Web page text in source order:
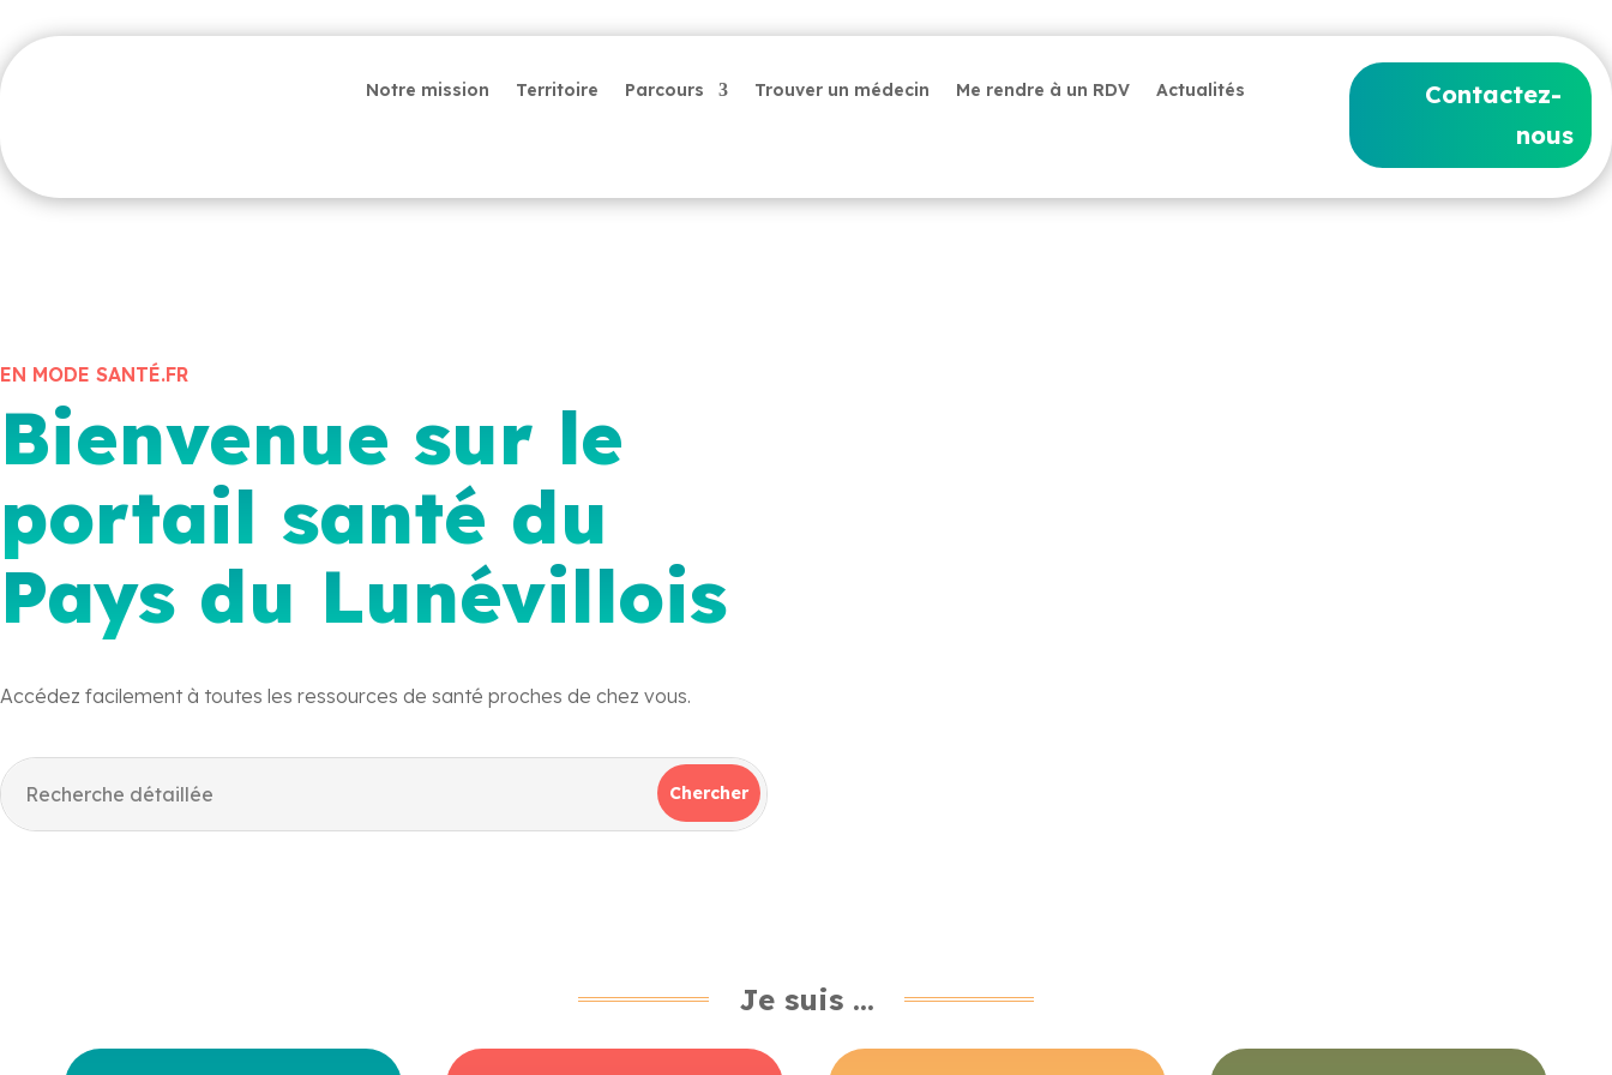
Notre mission Territoire Parcours Trouver un médecin Me rendre à un RDV Actualités
Contactez-
nous
EN MODE SANTÉ.FR
Bienvenue sur le
portail santé du
Pays du Lunévillois
Accédez facilement à toutes les ressources de santé proches de chez vous.
Je suis ...